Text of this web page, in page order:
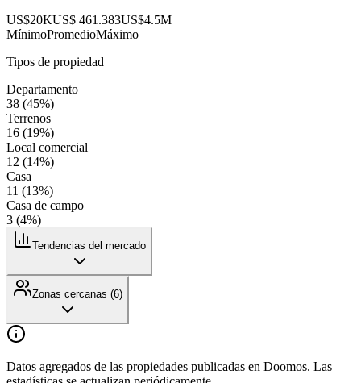
US$20KUS$ 461.383US$4.5M
MínimoPromedioMáximo
Tipos de propiedad
Departamento
38 (45%)
Terrenos
16 (19%)
Local comercial
12 (14%)
Casa
11 (13%)
Casa de campo
3 (4%)
Tendencias del mercado
Zonas cercanas (6)
Datos agregados de las propiedades publicadas en Doomos. Las